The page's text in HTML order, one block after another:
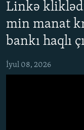
qayıt
Axtarışa
keç
#ƏSLINDƏ
FƏRQƏ BAX
QANUNI DOĞRU
ARAŞDIRMA
Linkə
min manat
bankı haqlı
İyul 08, 2026